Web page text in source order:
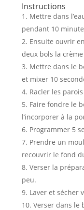
Instructions
Mettre dans
pendant 10
Ensuite ouvrir
deux bols la
Mettre dans le
et mixer 10
Racler les
Faire fondre le
l’incorporer à la
Programmer 5
Prendre un
recouvrir le fond
Verser la
peu.
Laver et sécher
Verser dans le